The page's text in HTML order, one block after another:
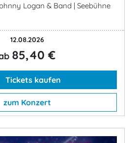
Logan & Band | Seebühne
12.08.2026
85,40 €
Tickets kaufen
zum Konzert